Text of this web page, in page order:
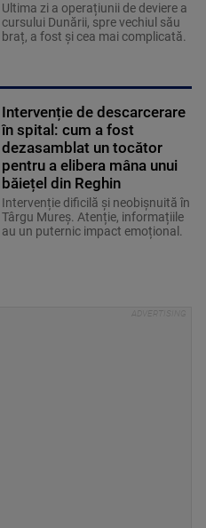
Ultima zi a operațiunii de deviere a
cursului Dunării, spre vechiul său
braț, a fost și cea mai complicată.
Intervenție de descarcerare
în spital: cum a fost
dezasamblat un tocător
pentru a elibera mâna unui
băiețel din Reghin
Intervenție dificilă și neobișnuită în
Târgu Mureș. Atenție, informațiile
au un puternic impact emoțional.